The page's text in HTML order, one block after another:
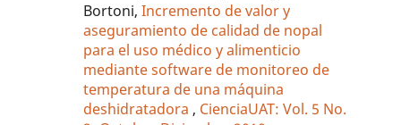
Bortoni,Incremento de valor y
aseguramiento de calidad de nopal
para el uso médico y alimenticio
mediante software de monitoreo de
temperatura de una máquina
deshidratadora , CienciaUAT: Vol. 5 No.